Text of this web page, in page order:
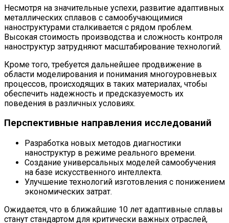
Несмотря на значительные успехи, развитие адаптивных
металлических сплавов с самообучающимися
наноструктурами сталкивается с рядом проблем.
Высокая стоимость производства и сложность контроля
наноструктур затрудняют масштабирование технологий.
Кроме того, требуется дальнейшее продвижение в
области моделирования и понимания многоуровневых
процессов, происходящих в таких материалах, чтобы
обеспечить надежность и предсказуемость их
поведения в различных условиях.
Перспективные направления исследований
Разработка новых методов диагностики
наноструктур в режиме реального времени.
Создание универсальных моделей самообучения
на базе искусственного интеллекта.
Улучшение технологий изготовления с понижением
экономических затрат.
Ожидается, что в ближайшие 10 лет адаптивные сплавы
станут стандартом для критически важных отраслей,